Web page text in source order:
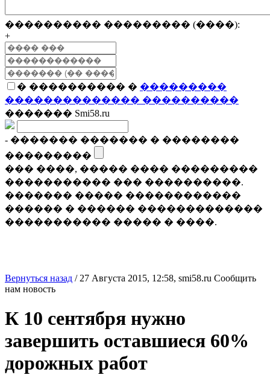
���������� ��������� (����):
+
� ���������� � ���������
�������������� ����������
������� Smi58.ru
- ������� ������� � ��������
���������
��� ����, ����� ���� ���������
����������� ��� ����������.
������� ����� ������������
������ � ������ �������������
����������� ����� � ����.
Вернуться назад / 27 Августа 2015, 12:58, smi58.ru Сообщить
нам новость
К 10 сентября нужно
завершить оставшиеся 60%
дорожных работ